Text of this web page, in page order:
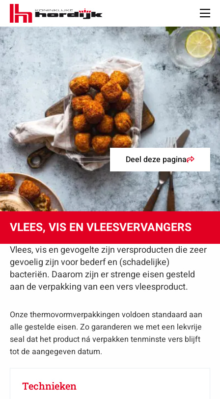
Koninklijke
Hordijk
VLEES, VIS EN VLEESVERVANGERS
Deel deze pagina
Vlees, vis en gevogelte zijn versproducten die zeer
gevoelig zijn voor bederf en (schadelijke)
bacteriën. Daarom zijn er strenge eisen gesteld
aan de verpakking van een vers vleesproduct.
Onze thermovormverpakkingen voldoen standaard aan
alle gestelde eisen. Zo garanderen we met een lekvrije
seal dat het product ná verpakken tenminste vers blijft
tot de aangegeven datum.
Technieken